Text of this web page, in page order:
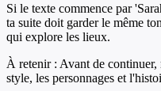
Si le texte commence par
ta suite doit garder le même
qui explore les lieux.
À retenir : Avant de
style, les personnages et